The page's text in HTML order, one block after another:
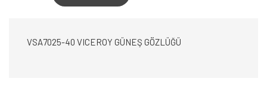
VSA7025-40 VICEROY GÜNEŞ GÖZLÜĞÜ